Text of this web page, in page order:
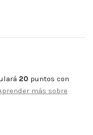
20 puntos con
más sobre